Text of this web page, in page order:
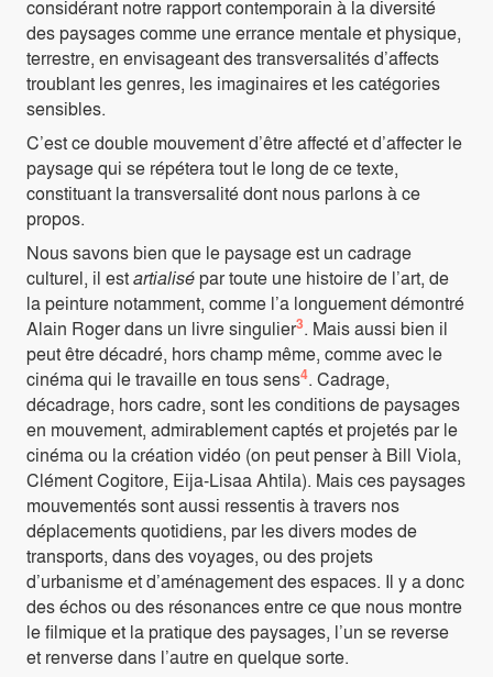
considérant notre rapport contemporain à la diversité
des paysages comme une errance mentale et physique,
terrestre, en envisageant des transversalités d’affects
troublant les genres, les imaginaires et les catégories
sensibles.
C’est ce double mouvement d’être affecté et d’affecter le
paysage qui se répétera tout le long de ce texte,
constituant la transversalité dont nous parlons à ce
propos.
Nous savons bien que le paysage est un cadrage
culturel, il estartialisé par toute une histoire de l’art, de
la peinture notamment, comme l’a longuement démontré
Alain Roger dans un livre singulier3. Mais aussi bien il
peut être décadré, hors champ même, comme avec le
cinéma qui le travaille en tous sens4. Cadrage,
décadrage, hors cadre, sont les conditions de paysages
en mouvement, admirablement captés et projetés par le
cinéma ou la création vidéo (on peut penser à Bill Viola,
Clément Cogitore, Eija-Lisaa Ahtila). Mais ces paysages
mouvementés sont aussi ressentis à travers nos
déplacements quotidiens, par les divers modes de
transports, dans des voyages, ou des projets
d’urbanisme et d’aménagement des espaces. Il y a donc
des échos ou des résonances entre ce que nous montre
le filmique et la pratique des paysages, l’un se reverse
et renverse dans l’autre en quelque sorte.